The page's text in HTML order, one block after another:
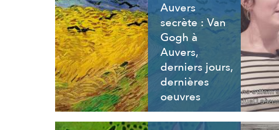
Auvers
secrète : Van
Gogh à
Auvers,
derniers jours,
dernières
oeuvres